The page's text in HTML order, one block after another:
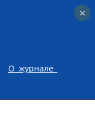
О журнале
×
×